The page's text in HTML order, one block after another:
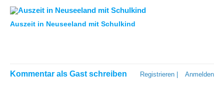
Auszeit in Neuseeland mit Schulkind
Anmelden
Registrieren
Kommentar als Gast schreiben